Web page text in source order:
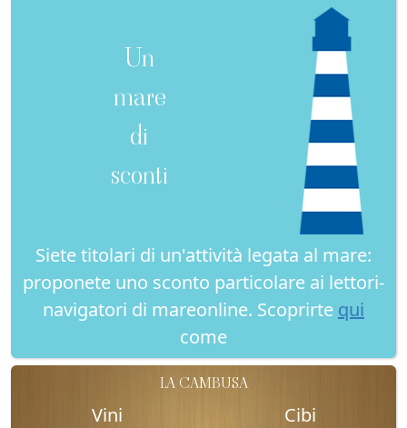
Un
mare
di
sconti
Siete titolari di un'attività legata al mare:
proponete uno sconto particolare ai lettori-
navigatori di mareonline. Scoprirte qui
come
LA CAMBUSA
Vini Cibi